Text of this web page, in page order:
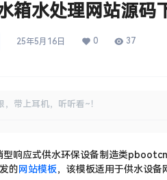
箱水处理网站源码
25年5月16日 0 37
，带上耳机，听听看~！
型响应式供水环保设备制造类
的网站模板，该模板适用于供水设备